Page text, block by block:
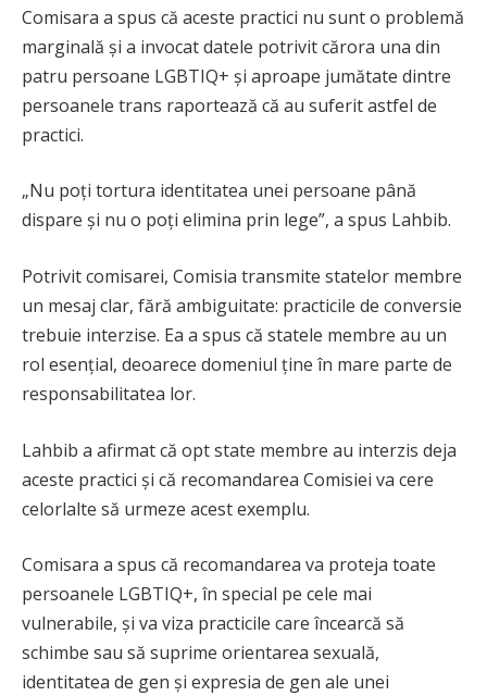
Comisara a spus că aceste practici nu sunt o problemă
marginală și a invocat datele potrivit cărora una din
patru persoane LGBTIQ+ și aproape jumătate dintre
persoanele trans raportează că au suferit astfel de
practici.
„Nu poți tortura identitatea unei persoane până
dispare și nu o poți elimina prin lege”, a spus Lahbib.
Potrivit comisarei, Comisia transmite statelor membre
un mesaj clar, fără ambiguitate: practicile de conversie
trebuie interzise. Ea a spus că statele membre au un
rol esențial, deoarece domeniul ține în mare parte de
responsabilitatea lor.
Lahbib a afirmat că opt state membre au interzis deja
aceste practici și că recomandarea Comisiei va cere
celorlalte să urmeze acest exemplu.
Comisara a spus că recomandarea va proteja toate
persoanele LGBTIQ+, în special pe cele mai
vulnerabile, și va viza practicile care încearcă să
schimbe sau să suprime orientarea sexuală,
identitatea de gen și expresia de gen ale unei